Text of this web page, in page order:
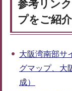
参考リン
プをご紹
大阪湾南部サ
グマップ、大
成）